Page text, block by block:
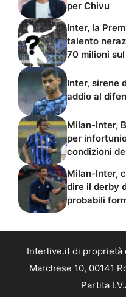
per Chivu
Inter, la
talento
70 milioni
Inter, sirene
addio al
Milan-Inter,
per
condizioni
Milan-Inter,
dire il derby
probabili
Interlive.it di proprietà
Marchese 10, 00141
Partita